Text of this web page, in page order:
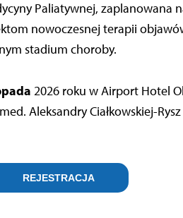
Paliatywnej, zaplanowana
nowoczesnej terapii
stadium choroby.
2026 roku w Airport Hotel
Aleksandry Ciałkowskiej-
REJESTRACJA